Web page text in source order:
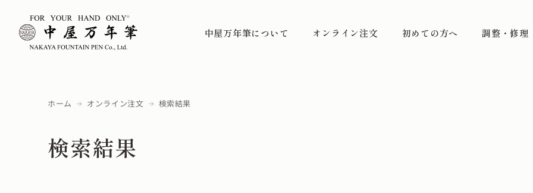
中屋万年筆について オンライン注文 初めての方へ 調整・修理
ホーム オンライン注文 検索結果
検索結果